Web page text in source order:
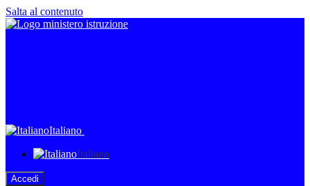
Salta al contenuto
Italiano
Italiano
Accedi